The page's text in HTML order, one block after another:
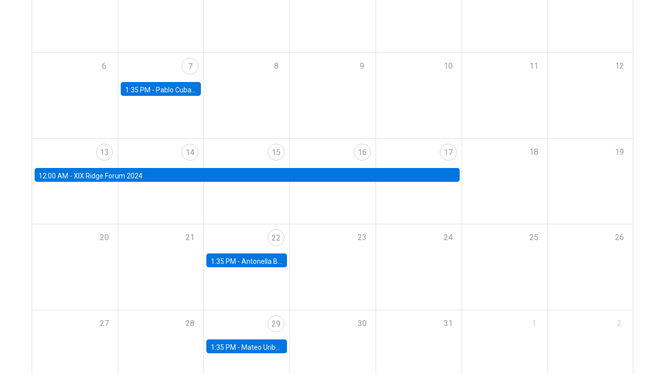
6 7
1:35 PM - Pablo Cuba, FED Board
8 9 10 11 12
13
12:00 AM - XIX Ridge Forum 2024
14 15 16 17 18 19
20 21 22
1:35 PM -Antonella Bancalari, Institute for Fiscal Studies (IFS) and Research Associate at University College London (UCL)
23 24 25 26
27 28 29
1:35 PM - Mateo Uribe-Castro, Universidad de los Andes (Colombia)
30 31 1 2